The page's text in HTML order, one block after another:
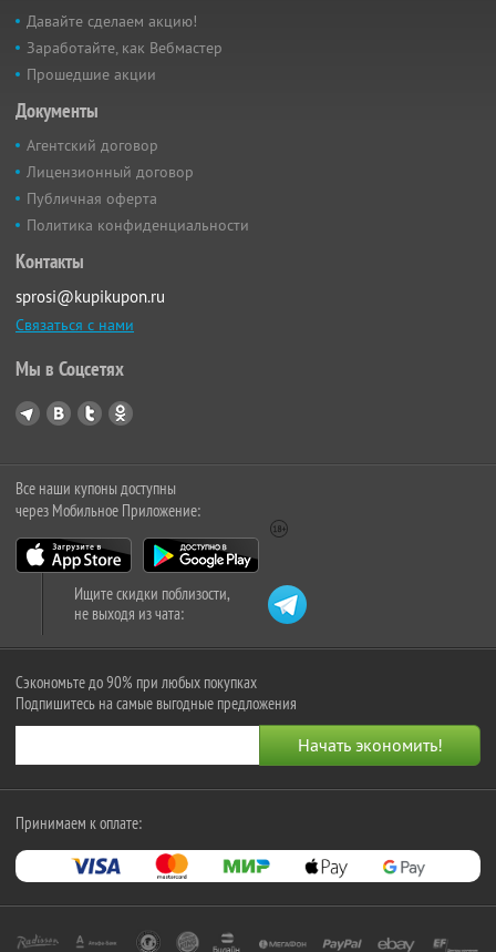
Давайте сделаем акцию!
Заработайте, как Вебмастер
Прошедшие акции
Документы
Агентский договор
Лицензионный договор
Публичная оферта
Политика конфиденциальности
Контакты
sprosi@kupikupon.ru
Связаться с нами
Мы в Соцсетях
Все наши купоны доступны
через Мобильное Приложение:
Ищите скидки поблизости,
не выходя из чата:
Сэкономьте до 90% при любых покупках
Подпишитесь на самые выгодные предложения
Принимаем к оплате: